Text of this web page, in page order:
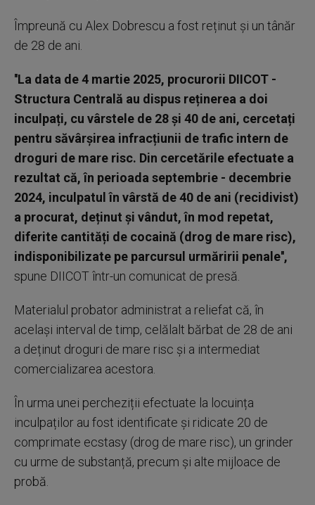
Împreună cu Alex Dobrescu a fost reținut și un tânăr
de 28 de ani.
''La data de 4 martie 2025, procurorii DIICOT -
Structura Centrală au dispus reținerea a doi
inculpați, cu vârstele de 28 și 40 de ani, cercetați
pentru săvârșirea infracțiunii de trafic intern de
droguri de mare risc. Din cercetările efectuate a
rezultat că, în perioada septembrie - decembrie
2024, inculpatul în vârstă de 40 de ani (recidivist)
a procurat, deținut și vândut, în mod repetat,
diferite cantități de cocaină (drog de mare risc),
indisponibilizate pe parcursul urmăririi penale'',
spune DIICOT într-un comunicat de presă.
Materialul probator administrat a reliefat că, în
același interval de timp, celălalt bărbat de 28 de ani
a deținut droguri de mare risc și a intermediat
comercializarea acestora.
În urma unei percheziții efectuate la locuința
inculpaților au fost identificate și ridicate 20 de
comprimate ecstasy (drog de mare risc), un grinder
cu urme de substanță, precum și alte mijloace de
probă.